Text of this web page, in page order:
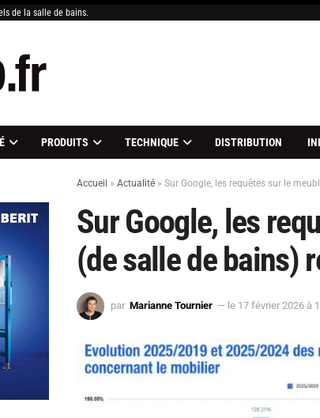
de la salle de bains.
PRODUITS TECHNIQUE DISTRIBUTION
Accueil » Actualité » Sur Google, les requêtes sur le
Sur Google, les
(de salle de bains)
par Marianne Tournier — le 17 février 2026 à